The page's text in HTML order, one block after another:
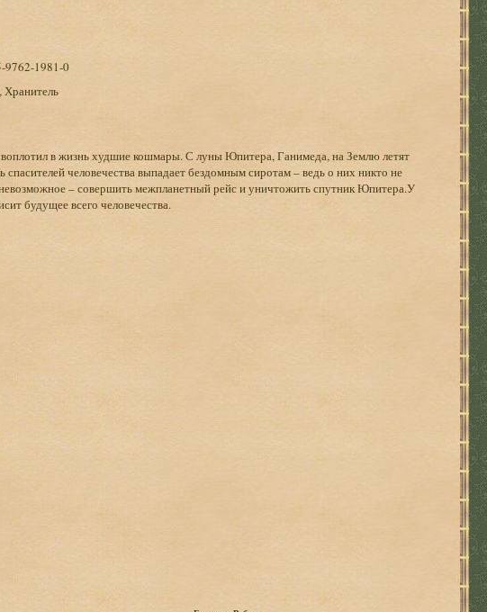
9762-1981-0
в жизнь худшие кошмары. С луны Юпитера, Ганимеда, на Землю летят
человечества выпадает бездомным сиротам – ведь о них никто не
– совершить межпланетный рейс и уничтожить спутник Юпитера.У
будущее всего человечества.